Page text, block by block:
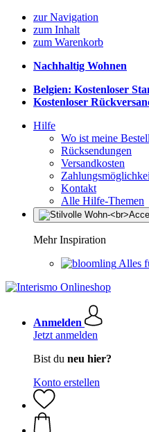
zur Navigation
zum Inhalt
zum Warenkorb
Nachhaltig Wohnen
Belgien: Kostenloser
Kostenloser
Hilfe
Wo ist meine
Rücksendungen
Versandkosten
Kontakt
Alle Hilfe-Themen
Mehr Inspiration
Alles
Anmelden
Jetzt anmelden
Bist du neu hier?
Konto erstellen